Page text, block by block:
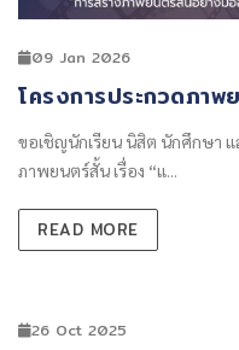
09 Jan 2026
โครงการประกวดภาพ
ขอเชิญนักเรียน นิสิต นักศึกษา
ภาพยนตร์สั้น เรื่อง “แ...
READ MORE
26 Oct 2025